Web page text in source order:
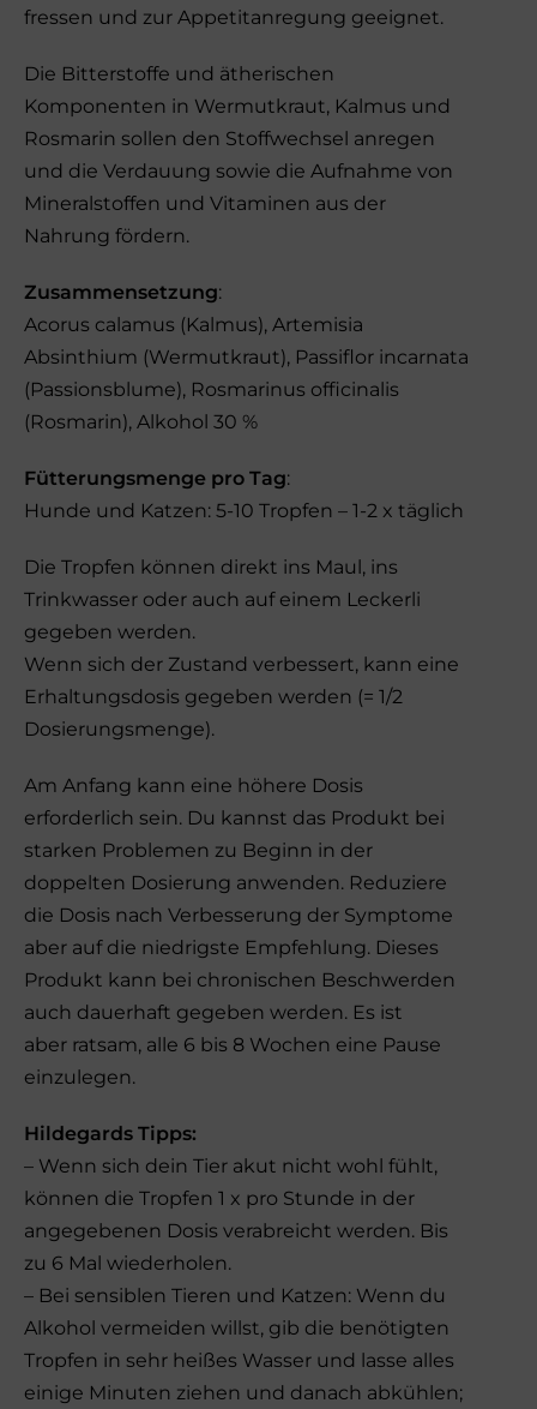
fressen und zur Appetitanregung geeignet.
Die Bitterstoffe und ätherischen
Komponenten in Wermutkraut, Kalmus und
Rosmarin sollen den Stoffwechsel anregen
und die Verdauung sowie die Aufnahme von
Mineralstoffen und Vitaminen aus der
Nahrung fördern.
Zusammensetzung:
Acorus calamus (Kalmus), Artemisia
Absinthium (Wermutkraut), Passiflor incarnata
(Passionsblume), Rosmarinus officinalis
(Rosmarin), Alkohol 30 %
Fütterungsmenge pro Tag:
Hunde und Katzen: 5-10 Tropfen – 1-2 x täglich
Die Tropfen können direkt ins Maul, ins
Trinkwasser oder auch auf einem Leckerli
gegeben werden.
Wenn sich der Zustand verbessert, kann eine
Erhaltungsdosis gegeben werden (= 1/2
Dosierungsmenge).
Am Anfang kann eine höhere Dosis
erforderlich sein. Du kannst das Produkt bei
starken Problemen zu Beginn in der
doppelten Dosierung anwenden. Reduziere
die Dosis nach Verbesserung der Symptome
aber auf die niedrigste Empfehlung. Dieses
Produkt kann bei chronischen Beschwerden
auch dauerhaft gegeben werden. Es ist
aber ratsam, alle 6 bis 8 Wochen eine Pause
einzulegen.
Hildegards Tipps:
– Wenn sich dein Tier akut nicht wohl fühlt,
können die Tropfen 1 x pro Stunde in der
angegebenen Dosis verabreicht werden. Bis
zu 6 Mal wiederholen.
– Bei sensiblen Tieren und Katzen: Wenn du
Alkohol vermeiden willst, gib die benötigten
Tropfen in sehr heißes Wasser und lasse alles
einige Minuten ziehen und danach abkühlen;